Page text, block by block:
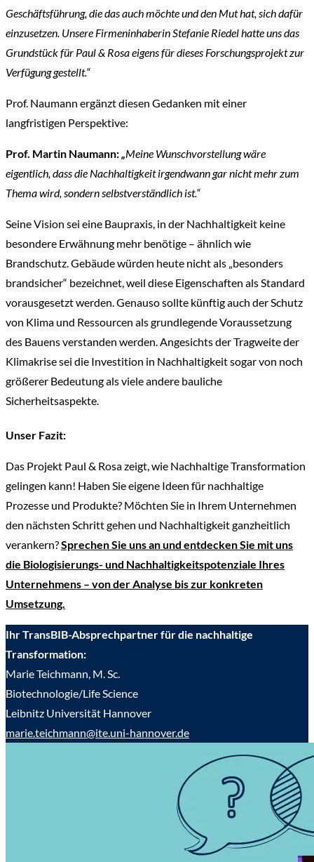
Geschäftsführung, die das auch möchte und den Mut hat, sich dafür
einzusetzen. Unsere Firmeninhaberin Stefanie Riedel hatte uns das
Grundstück für Paul & Rosa eigens für dieses Forschungsprojekt zur
Verfügung gestellt.“
Prof. Naumann ergänzt diesen Gedanken mit einer
langfristigen Perspektive:
Prof. Martin Naumann:„Meine Wunschvorstellung wäre
eigentlich, dass die Nachhaltigkeit irgendwann gar nicht mehr zum
Thema wird, sondern selbstverständlich ist.“
Seine Vision sei eine Baupraxis, in der Nachhaltigkeit keine
besondere Erwähnung mehr benötige – ähnlich wie
Brandschutz. Gebäude würden heute nicht als „besonders
brandsicher“ bezeichnet, weil diese Eigenschaften als Standard
vorausgesetzt werden. Genauso sollte künftig auch der Schutz
von Klima und Ressourcen als grundlegende Voraussetzung
des Bauens verstanden werden. Angesichts der Tragweite der
Klimakrise sei die Investition in Nachhaltigkeit sogar von noch
größerer Bedeutung als viele andere bauliche
Sicherheitsaspekte.
Unser Fazit:
Das Projekt Paul & Rosa zeigt, wie Nachhaltige Transformation
gelingen kann! Haben Sie eigene Ideen für nachhaltige
Prozesse und Produkte? Möchten Sie in Ihrem Unternehmen
den nächsten Schritt gehen und Nachhaltigkeit ganzheitlich
verankern?Sprechen Sie uns an und entdecken Sie mit uns
die Biologisierungs- und Nachhaltigkeitspotenziale Ihres
Unternehmens – von der Analyse bis zur konkreten
Umsetzung.
Ihr TransBIB-Absprechpartner für die nachhaltige
Transformation:
Marie Teichmann, M. Sc.
Biotechnologie/Life Science
Leibnitz Universität Hannover
marie.teichmann@ite.uni-hannover.de